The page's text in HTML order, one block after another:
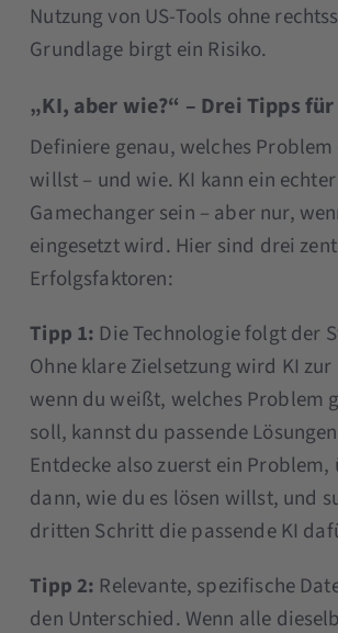
Nutzung von US-Tools ohne
Grundlage birgt ein Risiko.
„KI, aber wie?“ – Drei Tipps
Definiere genau, welches
willst – und wie. KI kann ein echter
Gamechanger sein – aber nur,
eingesetzt wird. Hier sind drei
Erfolgsfaktoren:
Tipp 1: Die Technologie folgt der
Ohne klare Zielsetzung wird KI
wenn du weißt, welches Problem
soll, kannst du passende
Entdecke also zuerst ein
dann, wie du es lösen willst, und
dritten Schritt die passende KI
Tipp 2: Relevante, spezifische
den Unterschied. Wenn alle